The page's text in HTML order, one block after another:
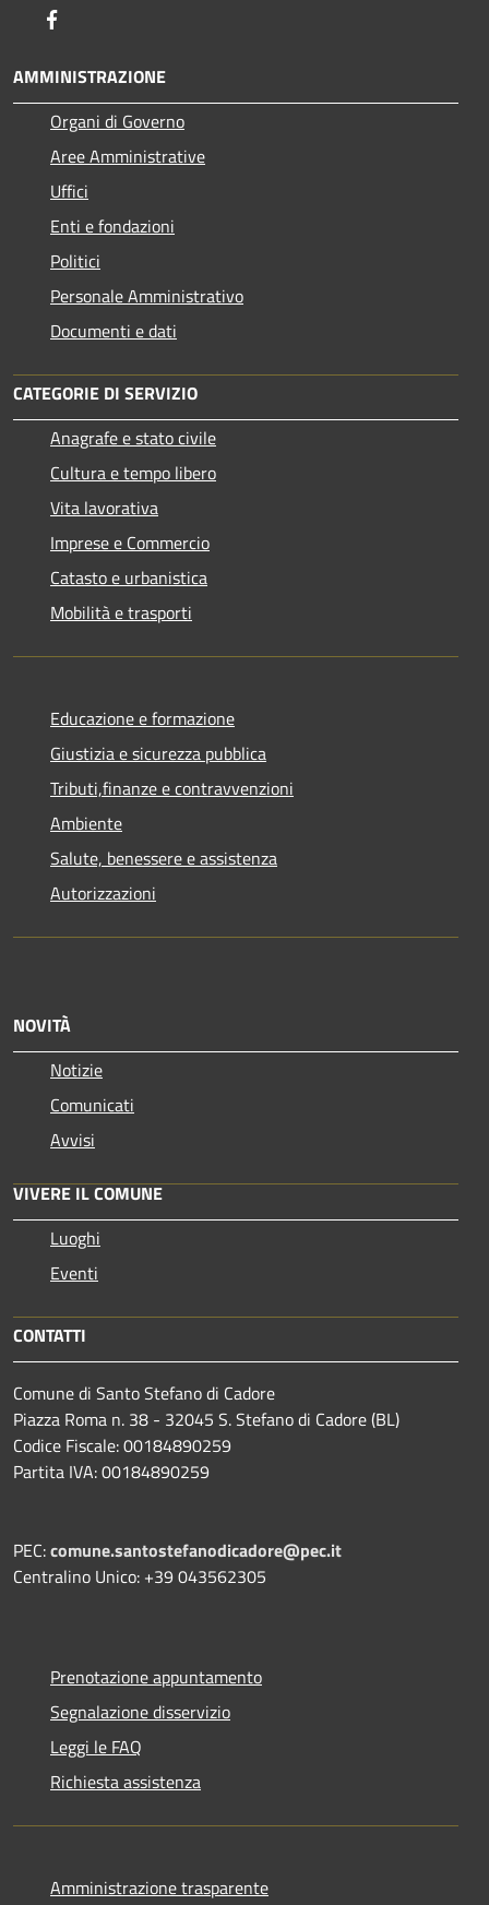
AMMINISTRAZIONE
Organi di Governo
Aree Amministrative
Uffici
Enti e fondazioni
Politici
Personale Amministrativo
Documenti e dati
CATEGORIE DI SERVIZIO
Anagrafe e stato civile
Cultura e tempo libero
Vita lavorativa
Imprese e Commercio
Catasto e urbanistica
Mobilità e trasporti
Educazione e formazione
Giustizia e sicurezza pubblica
Tributi,finanze e contravvenzioni
Ambiente
Salute, benessere e assistenza
Autorizzazioni
NOVITÀ
Notizie
Comunicati
Avvisi
VIVERE IL COMUNE
Luoghi
Eventi
CONTATTI
Comune di Santo Stefano di Cadore
Piazza Roma n. 38 - 32045 S. Stefano di Cadore (BL)
Codice Fiscale: 00184890259
Partita IVA: 00184890259
PEC:comune.santostefanodicadore@pec.it
Centralino Unico: +39 043562305
Prenotazione appuntamento
Segnalazione disservizio
Leggi le FAQ
Richiesta assistenza
Amministrazione trasparente